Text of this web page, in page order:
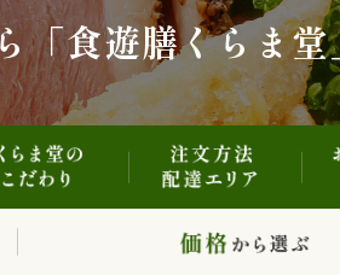
「食遊膳くらま堂